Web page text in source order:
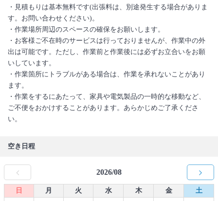
・見積もりは基本無料です(出張料は、別途発生する場合がありま
す。お問い合わせください)。
・作業場所周辺のスペースの確保をお願いします。
・お客様ご不在時のサービスは行っておりませんが、作業中の外
出は可能です。ただし、作業前と作業後には必ずお立合いをお願
いしています。
・作業箇所にトラブルがある場合は、作業を承れないことがあり
ます。
・作業をするにあたって、家具や電気製品の一時的な移動など、
ご不便をおかけすることがあります。あらかじめご了承くださ
い。
空き日程
2026/08
日 月 火 水 木 金
土